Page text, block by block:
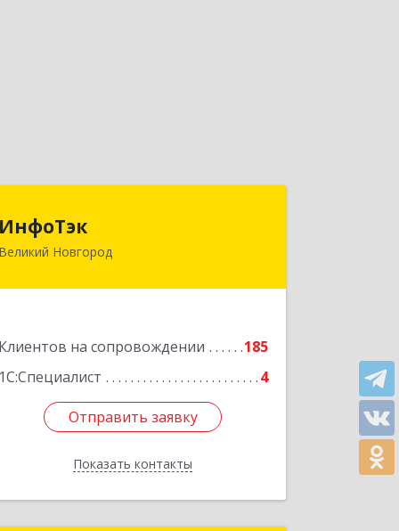
ИнфоТэк
Великий Новгород
Клиентов на сопровождении
185
1С:Специалист
4
Отправить заявку
Показать контакты
173003, Новгородская обл, Великий
Отправить заявку
Назад